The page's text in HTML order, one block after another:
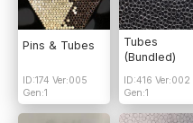
Pins & Tubes
ID:174 Ver:005
Gen:1
Tubes
(Bundled)
ID:416 Ver:002
Gen:1